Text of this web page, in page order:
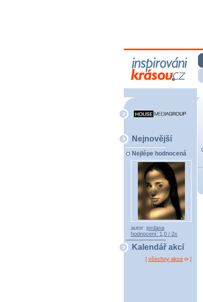
Nejnovější
Nejlépe hodnocená
autor: jordana
hodnocení: 1,0 / 2x
Kalendář akcí
[ všechny akce ]